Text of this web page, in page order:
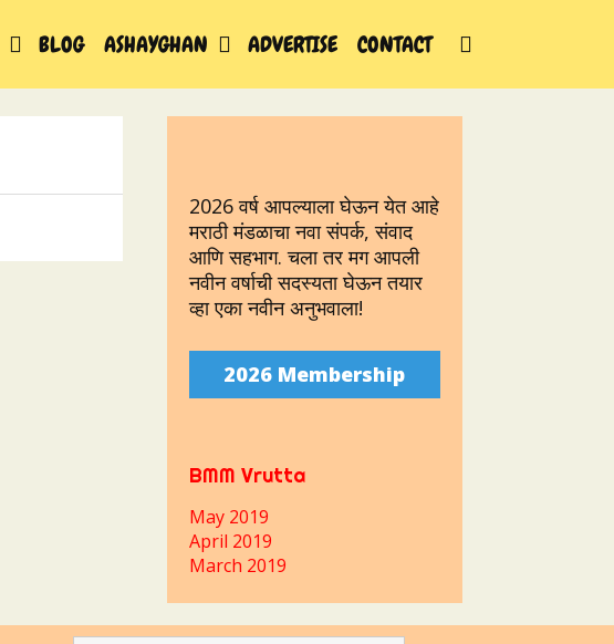
BLOG ASHAYGHAN ADVERTISE CONTACT
2026 वर्ष आपल्याला घेऊन येत आहे
मराठी मंडळाचा नवा संपर्क, संवाद
आणि सहभाग. चला तर मग आपली
नवीन वर्षाची सदस्यता घेऊन तयार
व्हा एका नवीन अनुभवाला!
2026 Membership
BMM Vrutta
May 2019
April 2019
March 2019